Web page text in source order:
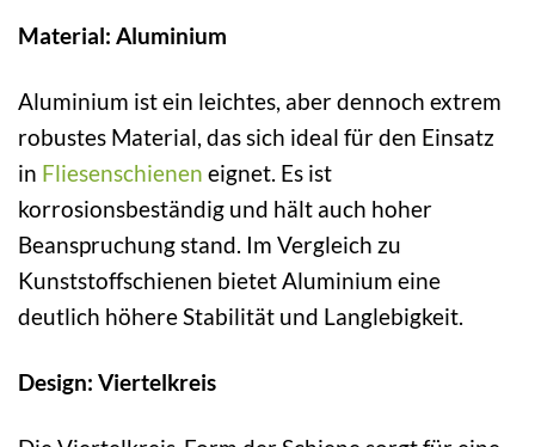
Material: Aluminium
Aluminium ist ein leichtes, aber dennoch extrem
robustes Material, das sich ideal für den Einsatz
in Fliesenschienen eignet. Es ist
korrosionsbeständig und hält auch hoher
Beanspruchung stand. Im Vergleich zu
Kunststoffschienen bietet Aluminium eine
deutlich höhere Stabilität und Langlebigkeit.
Design: Viertelkreis